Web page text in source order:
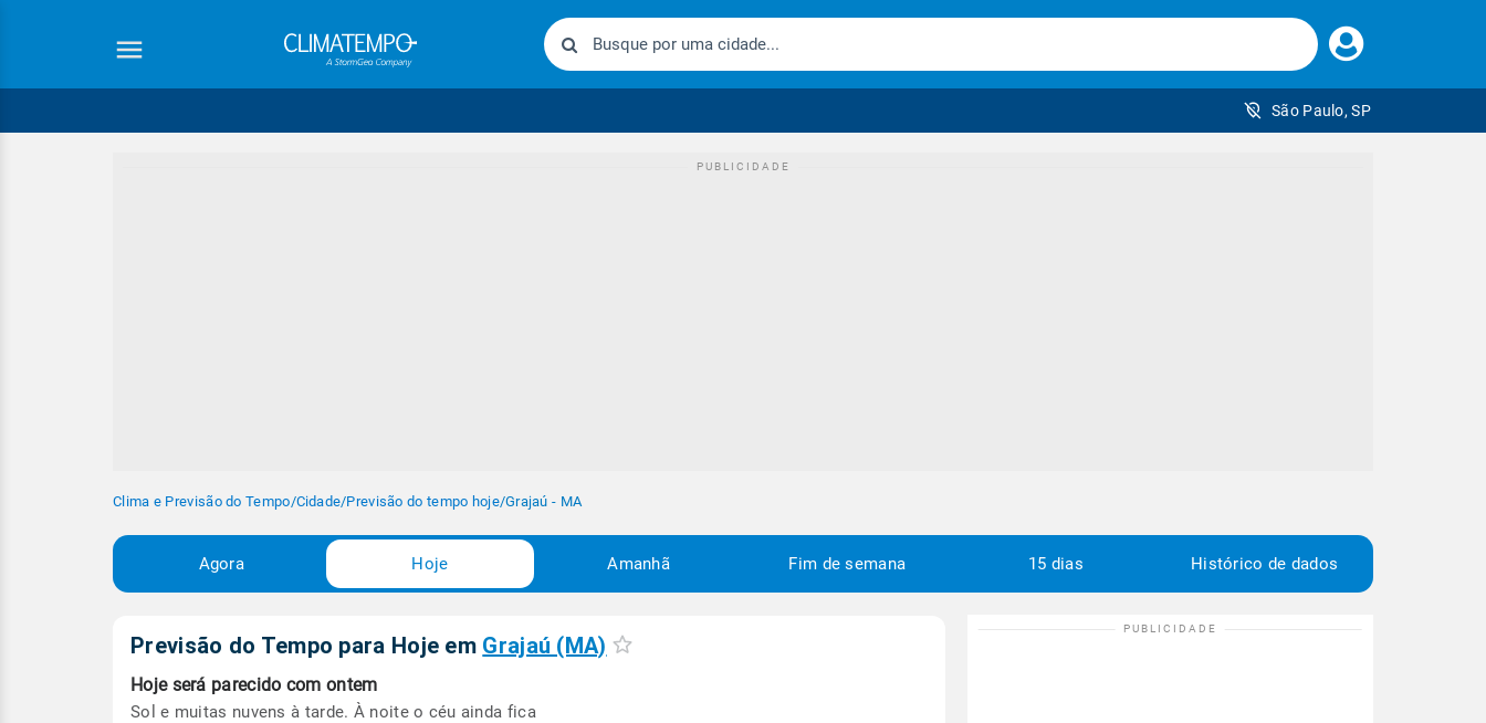
Faça
seu
São Paulo, SP
Clima e Previsão do Tempo/Cidade/Previsão do tempo hoje/Grajaú - MA
Agora Hoje Amanhã Fim de semana 15 dias Histórico de dados
Previsão do Tempo para Hoje em Grajaú (MA)
Hoje será parecido com ontem
Sol e muitas nuvens à tarde. À noite o céu ainda fica